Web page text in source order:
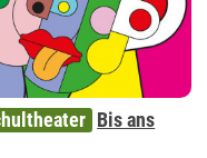
Bis ans